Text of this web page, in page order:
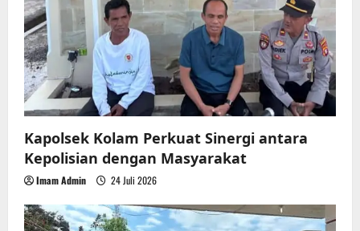
Kapolsek Kolam Perkuat Sinergi antara
Kepolisian dengan Masyarakat
Imam Admin 24 Juli 2026